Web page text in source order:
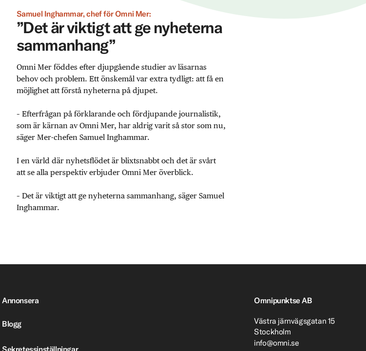
Samuel Inghammar, chef för Omni Mer:
”Det är viktigt att ge nyheterna
sammanhang”
Omni Mer föddes efter djupgående studier av läsarnas
behov och problem. Ett önskemål var extra tydligt: att få en
möjlighet att förstå nyheterna på djupet.
– Efterfrågan på förklarande och fördjupande journalistik,
som är kärnan av Omni Mer, har aldrig varit så stor som nu,
säger Mer-chefen Samuel Inghammar.
I en värld där nyhetsflödet är blixtsnabbt och det är svårt
att se alla perspektiv erbjuder Omni Mer överblick.
– Det är viktigt att ge nyheterna sammanhang, säger Samuel
Inghammar.
Annonsera
Blogg
Sekretessinställningar
Omnipunktse AB
Västra järnvägsgatan 15
Stockholm
info@omni.se